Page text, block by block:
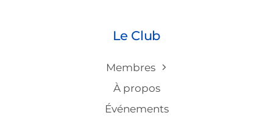
Le Club
Membres
À propos
Événements